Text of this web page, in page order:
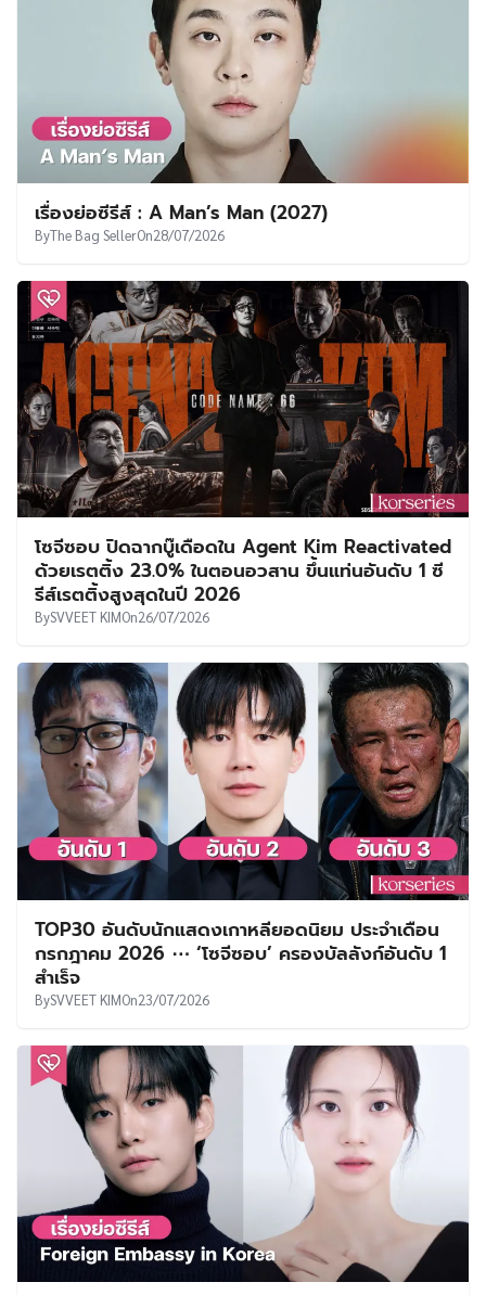
เรื่องย่อซีรีส์ : A Man’s Man (2027)
ByThe Bag SellerOn28/07/2026
โซจีซอบ ปิดฉากบู๊เดือดใน Agent Kim Reactivated
ด้วยเรตติ้ง 23.0% ในตอนอวสาน ขึ้นแท่นอันดับ 1 ซี
รีส์เรตติ้งสูงสุดในปี 2026
BySVVEET KIMOn26/07/2026
TOP30 อันดับนักแสดงเกาหลียอดนิยม ประจำเดือน
กรกฎาคม 2026 ⋯ ‘โซจีซอบ’ ครองบัลลังก์อันดับ 1
สำเร็จ
BySVVEET KIMOn23/07/2026